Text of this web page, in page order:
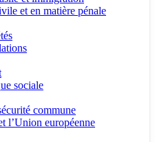
et en matière pénale
sociale
commune
l’Union européenne